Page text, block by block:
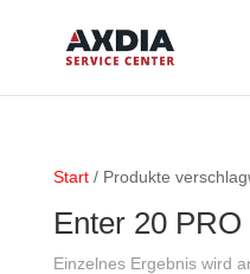
Start/ Produkte
Enter 20 PRO
Einzelnes Ergebnis wird